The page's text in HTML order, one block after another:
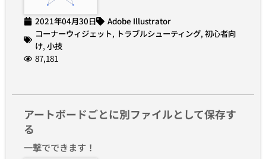
2021年04月30日
Adobe Illustrator
コーナーウィジェット, トラブルシューティング, 初心者向
け, 小技
87,181
アートボードごとに別ファイルとして保存す
る
一撃でできます！